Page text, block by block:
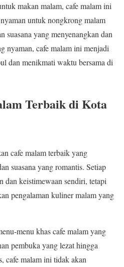
makan malam, cafe malam ini
untuk nongkrong malam
suasana yang menyenangkan dan
nyaman, cafe malam ini menjadi
dan menikmati waktu bersama di
Terbaik di Kota
cafe malam terbaik yang
suasana yang romantis. Setiap
dan keistimewaan sendiri, tetapi
pengalaman kuliner malam yang
menu khas cafe malam yang
pembuka yang lezat hingga
cafe malam ini tidak akan